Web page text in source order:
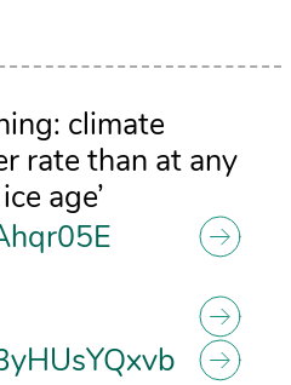
climate
rate than at any
age’